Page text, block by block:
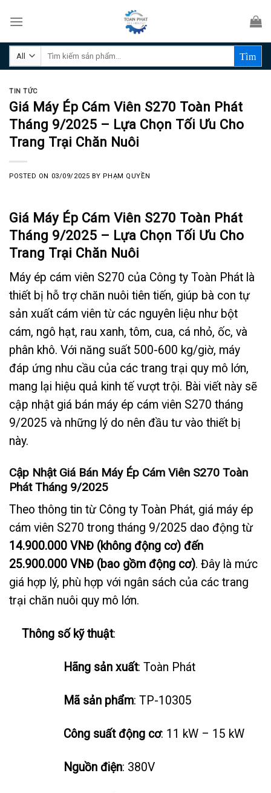
Tìm
TIN TỨC
Giá Máy Ép Cám Viên S270 Toàn Phát
Tháng 9/2025 – Lựa Chọn Tối Ưu Cho
Trang Trại Chăn Nuôi
POSTED ON 03/09/2025 BYPHẠM QUYỀN
Giá Máy Ép Cám Viên S270 Toàn Phát
Tháng 9/2025 – Lựa Chọn Tối Ưu Cho
Trang Trại Chăn Nuôi
Máy ép cám viên S270 của Công ty Toàn Phát là
thiết bị hỗ trợ chăn nuôi tiên tiến, giúp bà con tự
sản xuất cám viên từ các nguyên liệu như bột
cám, ngô hạt, rau xanh, tôm, cua, cá nhỏ, ốc, và
phân khô. Với năng suất 500-600 kg/giờ, máy
đáp ứng nhu cầu của các trang trại quy mô lớn,
mang lại hiệu quả kinh tế vượt trội. Bài viết này sẽ
cập nhật giá bán máy ép cám viên S270 tháng
9/2025 và những lý do nên đầu tư vào thiết bị
này.
Cập Nhật Giá Bán Máy Ép Cám Viên S270 Toàn
Phát Tháng 9/2025
Theo thông tin từ Công ty Toàn Phát, giá máy ép
cám viên S270 trong tháng 9/2025 dao động từ
14.900.000 VNĐ (không động cơ) đến
25.900.000 VNĐ (bao gồm động cơ). Đây là mức
giá hợp lý, phù hợp với ngân sách của các trang
trại chăn nuôi quy mô lớn.
Thông số kỹ thuật:
Hãng sản xuất: Toàn Phát
Mã sản phẩm: TP-10305
Công suất động cơ: 11 kW – 15 kW
Nguồn điện: 380V